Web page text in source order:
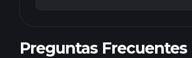
Preguntas Frecuentes